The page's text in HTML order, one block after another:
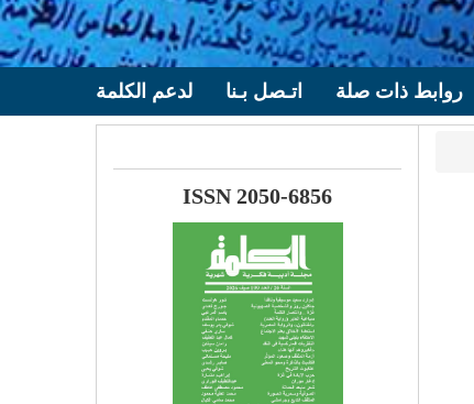
روابط ذات صلة اتـصل بـنا لدعم الكلمة
ISSN 2050-6856